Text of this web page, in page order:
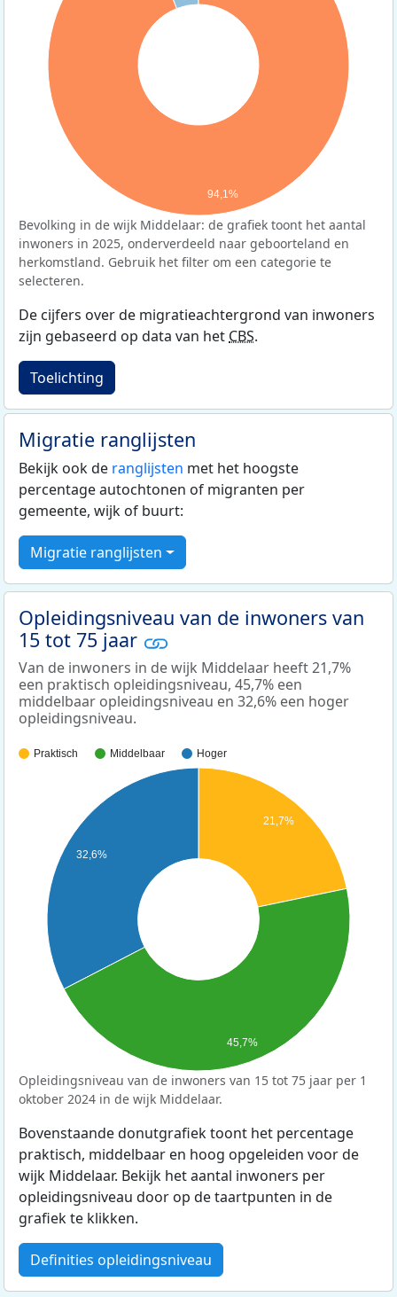
94,1%
Bevolking in de wijk Middelaar: de grafiek toont het aantal
inwoners in 2025, onderverdeeld naar geboorteland en
herkomstland. Gebruik het filter om een categorie te
selecteren.
De cijfers over de migratieachtergrond van inwoners
zijn gebaseerd op data van het CBS.
Toelichting
Migratie ranglijsten
Bekijk ook de ranglijsten met het hoogste
percentage autochtonen of migranten per
gemeente, wijk of buurt:
Migratie ranglijsten
Opleidingsniveau van de inwoners van
15 tot 75 jaar
Van de inwoners in de wijk Middelaar heeft 21,7%
een praktisch opleidingsniveau, 45,7% een
middelbaar opleidingsniveau en 32,6% een hoger
opleidingsniveau.
Praktisch Middelbaar Hoger
21,7%
32,6%
45,7%
Opleidingsniveau van de inwoners van 15 tot 75 jaar per 1
oktober 2024 in de wijk Middelaar.
Bovenstaande donutgrafiek toont het percentage
praktisch, middelbaar en hoog opgeleiden voor de
wijk Middelaar. Bekijk het aantal inwoners per
opleidingsniveau door op de taartpunten in de
grafiek te klikken.
Definities opleidingsniveau